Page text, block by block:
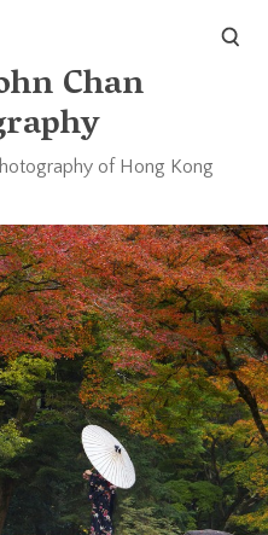
Chan
of Hong Kong